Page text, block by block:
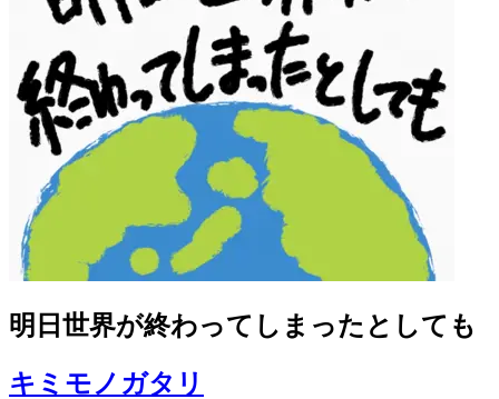
明日世界が終わってしまったとしても
キミモノガタリ